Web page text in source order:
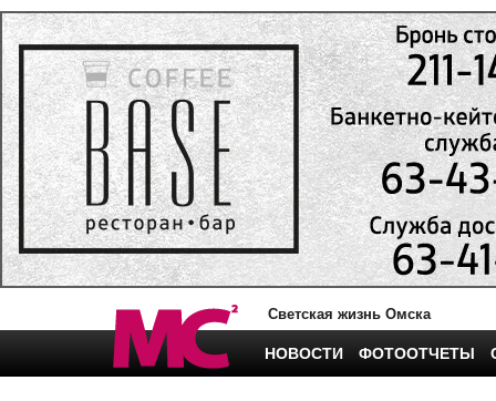
Светская жизнь Омска
НОВОСТИ ФОТООТЧЕТЫ